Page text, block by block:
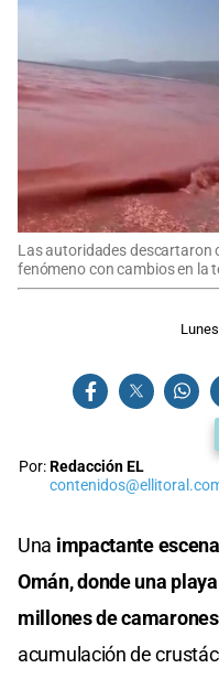
Las autoridades descartaron
fenómeno con cambios en la
Por:Redacción EL
Una impactante
Omán, donde una
millones de
acumulación de